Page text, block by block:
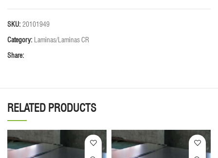
SKU: 20101949
Category:
Laminas/Laminas CR
Share:
RELATED PRODUCTS